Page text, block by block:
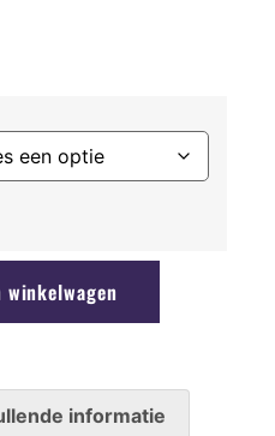
winkelwagen
informatie